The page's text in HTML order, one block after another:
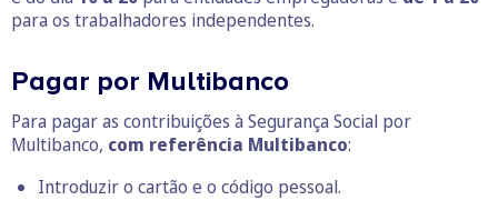
para os trabalhadores independentes.
Pagar por Multibanco
Para pagar as contribuições à Segurança Social por
Multibanco, com referência Multibanco:
Introduzir o cartão e o código pessoal.